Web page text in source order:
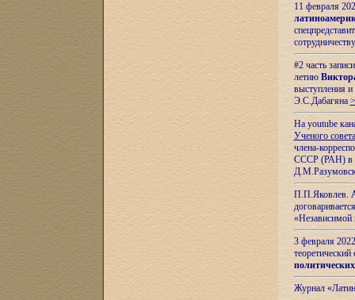
11 февраля
#2 часть
летию
выступления
Э.С.Дабагяна
На youtube
Ученого
члена-
СССР (РАН) в
П.П.Яковлев.
«Независимой
3 февраля
теоретический
Журнал